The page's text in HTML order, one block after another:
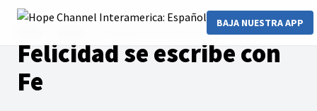
BAJA NUESTRA APP
Felicidad se escribe con Fe
Felicidad se escribe con
Fe